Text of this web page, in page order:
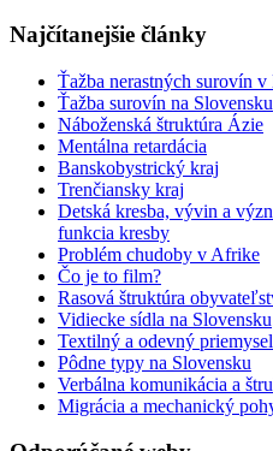
Najčítanejšie články
Ťažba nerastných surovín v
Ťažba surovín na Slovensku
Náboženská štruktúra Ázie
Mentálna retardácia
Banskobystrický kraj
Trenčiansky kraj
Detská kresba, vývin a
funkcia kresby
Problém chudoby v Afrike
Čo je to film?
Rasová štruktúra
Vidiecke sídla na Slovensku
Textilný a odevný
Pôdne typy na Slovensku
Verbálna komunikácia a
Migrácia a mechanický